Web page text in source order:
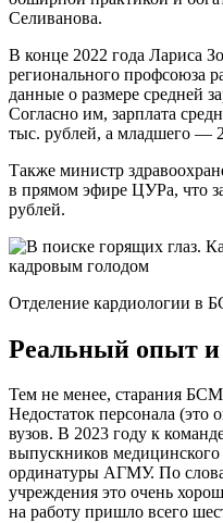
Селиванова.
В конце 2022 года Лариса
регионального профсоюза
данные о размере средней
Согласно им, зарплата
тыс. рублей, а младшего —
Также министр
в прямом эфире ЦУРа, что
рублей.
Отделение кардиологии в
Реальный опыт и
Тем не менее, старания
Недостаток персонала (это
вузов. В 2023 году к
выпускников
ординатуры АГМУ. По
учреждения это очень
на работу пришло всего